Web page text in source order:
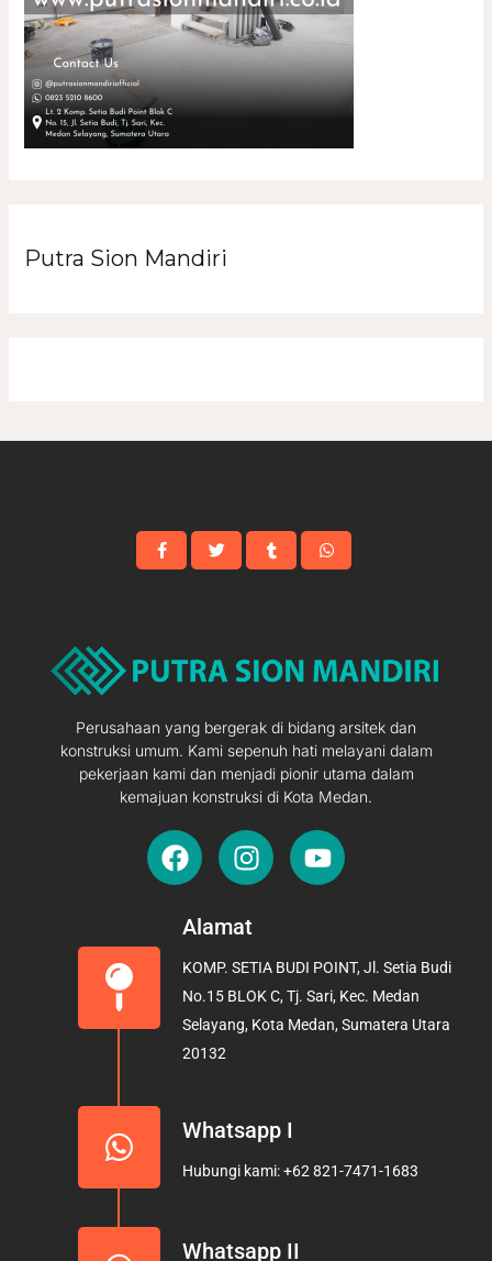
Putra Sion Mandiri
Perusahaan yang bergerak di bidang arsitek dan
konstruksi umum. Kami sepenuh hati melayani dalam
pekerjaan kami dan menjadi pionir utama dalam
kemajuan konstruksi di Kota Medan.
F
a
e
o
o
k
I
n
t
g
r
a
Y
o
b
e
Alamat
KOMP. SETIA BUDI POINT, Jl. Setia Budi
No.15 BLOK C, Tj. Sari, Kec. Medan
Selayang, Kota Medan, Sumatera Utara
20132
Whatsapp I
Hubungi kami: +62 821-7471-1683
Whatsapp II